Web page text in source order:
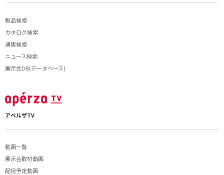
製品検索
カタログ検索
通販検索
ニュース検索
展示会DB(データベース)
アペルザTV
動画一覧
展示会取材動画
配信予定動画